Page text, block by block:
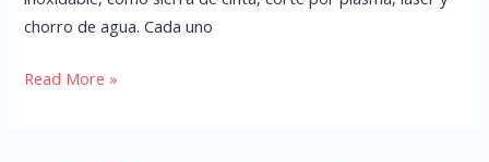
chorro de agua. Cada uno
Read More »